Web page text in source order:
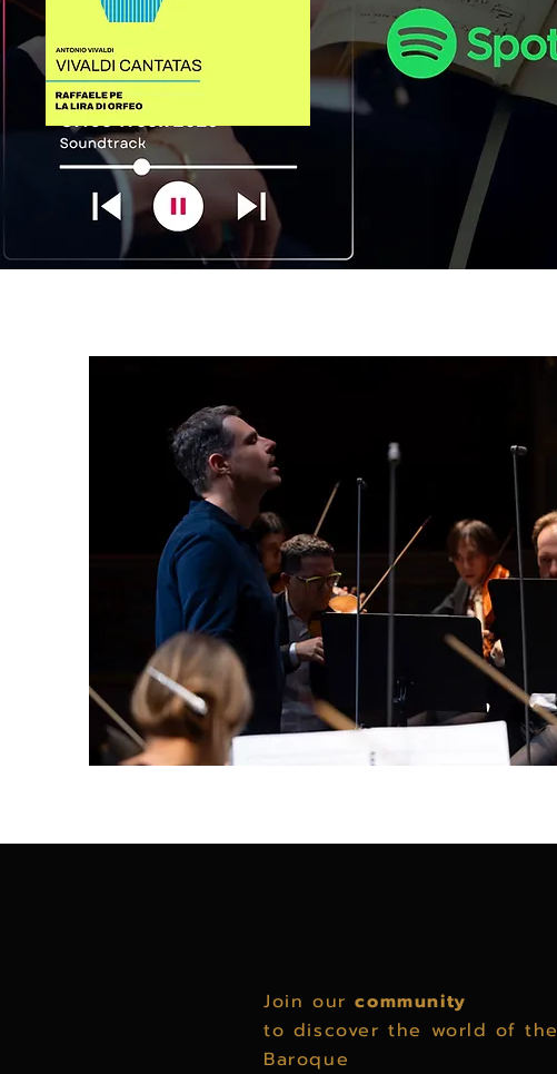
Join ourcommunity
to discover the world of the
Baroque